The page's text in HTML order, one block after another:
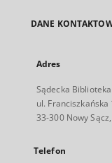
DANE
Adres
Sądecka
ul. Franciszkańska
33-300 Nowy Sącz,
Telefon